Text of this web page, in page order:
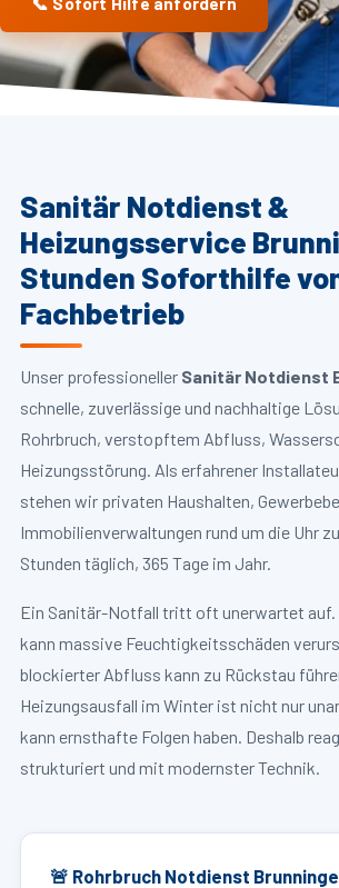
Sanitär Notdienst &
Heizungsservice
Stunden Soforthilfe
Fachbetrieb
Unser professioneller Sanitär Notdienst
schnelle, zuverlässige und nachhaltige
Rohrbruch, verstopftem Abfluss,
Heizungsstörung. Als erfahrener
stehen wir privaten Haushalten,
Immobilienverwaltungen rund um die Uhr
Stunden täglich, 365 Tage im Jahr.
Ein Sanitär-Notfall tritt oft unerwartet auf.
kann massive Feuchtigkeitsschäden
blockierter Abfluss kann zu Rückstau
Heizungsausfall im Winter ist nicht nur
kann ernsthafte Folgen haben. Deshalb
strukturiert und mit modernster Technik.
🚨 Rohrbruch Notdienst